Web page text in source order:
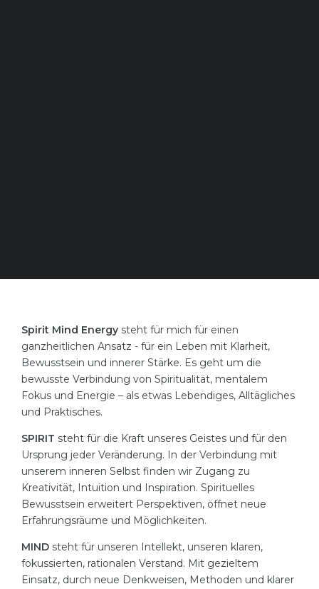
Spirit Mind Energy steht für mich für einen
ganzheitlichen Ansatz - für ein Leben mit Klarheit,
Bewusstsein und innerer Stärke. Es geht um die
bewusste Verbindung von Spiritualität, mentalem
Fokus und Energie – als etwas Lebendiges, Alltägliches
und Praktisches.
SPIRIT steht für die Kraft unseres Geistes und für den
Ursprung jeder Veränderung. In der Verbindung mit
unserem inneren Selbst finden wir Zugang zu
Kreativität, Intuition und Inspiration. Spirituelles
Bewusstsein erweitert Perspektiven, öffnet neue
Erfahrungsräume und Möglichkeiten.
MIND steht für unseren Intellekt, unseren klaren,
fokussierten, rationalen Verstand. Mit gezieltem
Einsatz, durch neue Denkweisen, Methoden und klarer